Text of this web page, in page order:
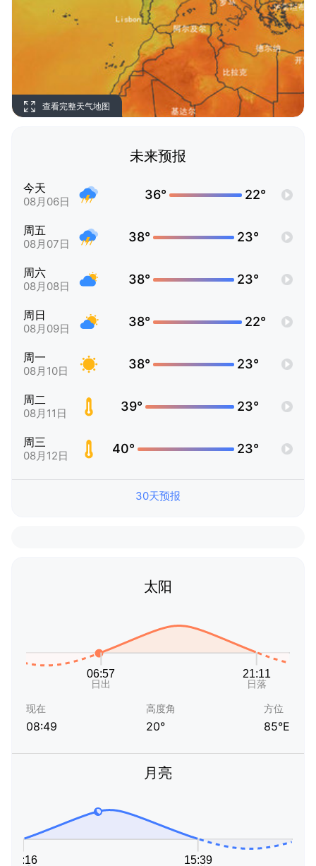
查看完整天气地图
未来预报
今天
08月06日 36° 22°
周五
08月07日 38° 23°
周六
08月08日 38° 23°
周日
08月09日 38° 22°
周一
08月10日 38° 23°
周二
08月11日 39° 23°
周三
08月12日 40° 23°
30天预报
太阳
现在
08:49
高度角
20°
方位
85°E
月亮